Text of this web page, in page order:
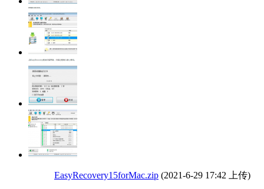
EasyRecovery15forMac.zip (2021-6-29 17:42 上传)